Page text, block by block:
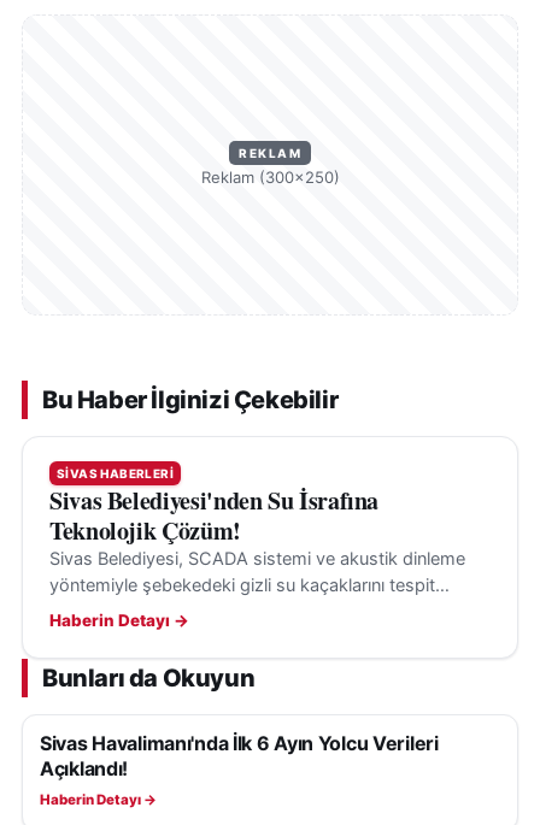
REKLAM
Reklam (300×250)
Bu Haber İlginizi Çekebilir
SIVAS HABERLERI
Sivas Belediyesi'nden Su İsrafına
Teknolojik Çözüm!
Sivas Belediyesi, SCADA sistemi ve akustik dinleme
yöntemiyle şebekedeki gizli su kaçaklarını tespit
ederek su kayıplarının önüne geçiyor.
Haberin Detayı →
Bunları da Okuyun
SIVAS HABERLERI
Sivas Havalimanı'nda İlk 6 Ayın Yolcu Verileri
Açıklandı!
Haberin Detayı →